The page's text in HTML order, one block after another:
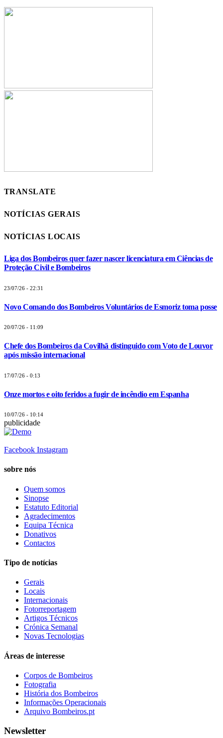
TRANSLATE
NOTÍCIAS GERAIS
NOTÍCIAS LOCAIS
Liga dos Bombeiros quer fazer nascer licenciatura em Ciências de
Proteção Civil e Bombeiros
23/07/26 - 22:31
Novo Comando dos Bombeiros Voluntários de Esmoriz toma posse
20/07/26 - 11:09
Chefe dos Bombeiros da Covilhã distinguido com Voto de Louvor
após missão internacional
17/07/26 - 0:13
Onze mortos e oito feridos a fugir de incêndio em Espanha
10/07/26 - 10:14
publicidade
Facebook Instagram
sobre nós
Quem somos
Sinopse
Estatuto Editorial
Agradecimentos
Equipa Técnica
Donativos
Contactos
Tipo de notícias
Gerais
Locais
Internacionais
Fotorreportagem
Artigos Técnicos
Crónica Semanal
Novas Tecnologias
Áreas de interesse
Corpos de Bombeiros
Fotografia
História dos Bombeiros
Informações Operacionais
Arquivo Bombeiros.pt
Newsletter